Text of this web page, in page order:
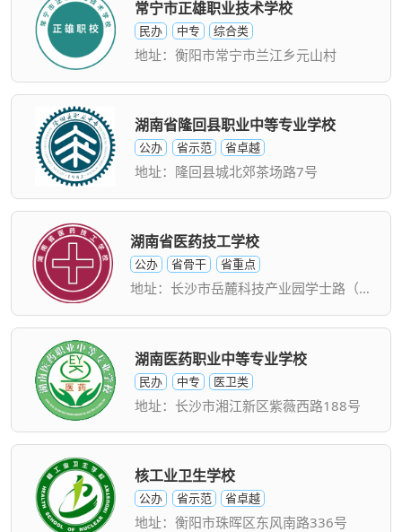
常宁市正雄职业技术学校
民办 中专 综合类
地址：衡阳市常宁市兰江乡元山村
湖南省隆回县职业中等专业学校
公办 省示范 省卓越
地址：隆回县城北郊茶场路7号
湖南省医药技工学校
公办 省骨干 省重点
地址：长沙市岳麓科技产业园学士路（含浦校区）
湖南医药职业中等专业学校
民办 中专 医卫类
地址：长沙市湘江新区紫薇西路188号
核工业卫生学校
公办 省示范 省卓越
地址：衡阳市珠晖区东风南路336号